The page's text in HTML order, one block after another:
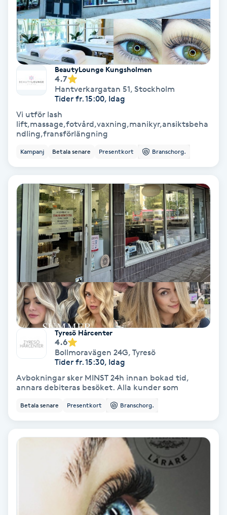
Fibromassage
Fillers
Fotmassage
Fotvård
Fransborttagning
Fransfärgning
Fransförlängning
Fransförlängning Megavolym
Fransförlängning Volym
Fransk manikyr
Fransrengöring
Frekvensterapi
Friskvårdsmassage
BeautyLounge Kungsholmen
4.7
Hantverkargatan 51, Stockholm
Tider fr. 15:00, Idag
Vi utför lash
lift,massage,fotvård,vaxning,manikyr,ansiktsbeha
ndling,fransförlängning
Kampanj Betala senare Presentkort Branschorg.
Tyresö Hårcenter
4.6
Bollmoravägen 24G, Tyresö
Tider fr. 15:30, Idag
Avbokningar sker MINST 24h innan bokad tid,
annars debiteras besöket. Alla kunder som
Betala senare Presentkort Branschorg.